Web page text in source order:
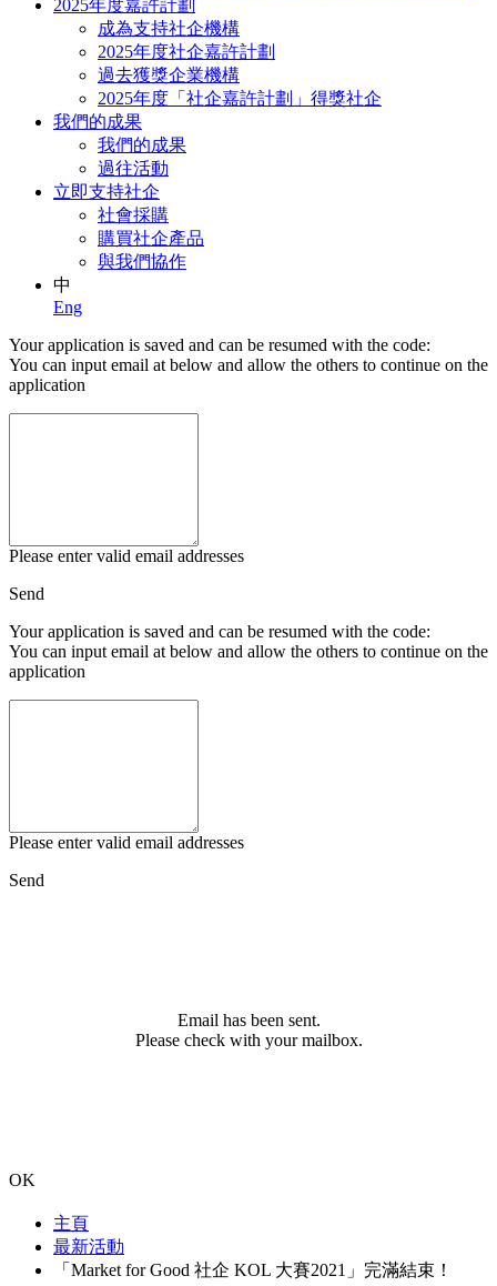
2025年度嘉許計劃
成為支持社企機構
2025年度社企嘉許計劃
過去獲獎企業機構
2025年度「社企嘉許計劃」得獎社企
我們的成果
我們的成果
過往活動
立即支持社企
社會採購
購買社企產品
與我們協作
中
Eng
Your application is saved and can be resumed with the code:
You can input email at below and allow the others to continue on the
application
Please enter valid email addresses
Send
Your application is saved and can be resumed with the code:
You can input email at below and allow the others to continue on the
application
Please enter valid email addresses
Send
Email has been sent.
Please check with your mailbox.
OK
主頁
最新活動
「Market for Good 社企 KOL 大賽2021」完滿結束！